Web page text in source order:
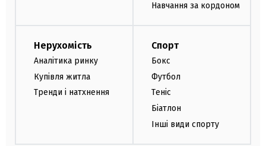
Навчання за кордоном
Нерухомість
Аналітика ринку
Купівля житла
Тренди і натхнення
Спорт
Бокс
Футбол
Теніс
Біатлон
Інші види спорту